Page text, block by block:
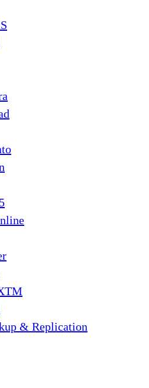
& Replication